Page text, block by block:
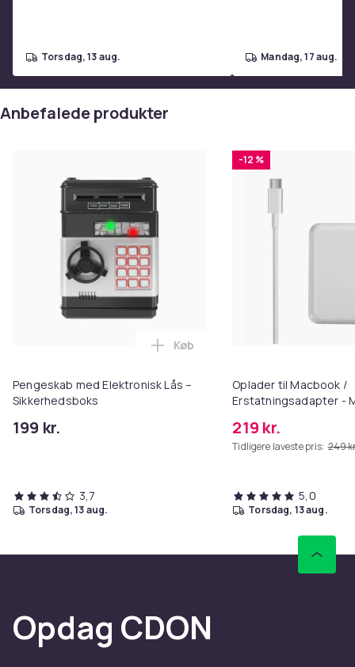
Varenr.
976fda0d-7dbd-5c5c-8370-b24b17671ebf
Produktsikkerhedsinformation
torsdag, 13 aug. mandag, 17 aug.
Anbefalede produkter
Pengeskab med Elektronisk Lås –
Sikkerhedsboks
199 kr.
Læg Pengeskab med
Køb
3,7
torsdag, 13 aug.
-12 %
Oplader til Macbook /
Erstatningsadapter -
219 kr.
Tidligere laveste pris: 249
5,0
torsdag, 13 aug.
Opdag CDON